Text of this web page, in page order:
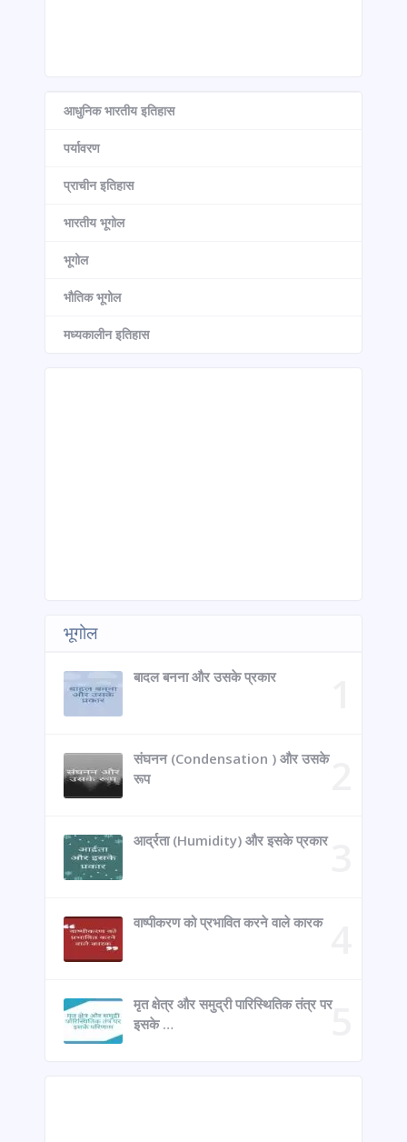
आधुनिक भारतीय इतिहास
पर्यावरण
प्राचीन इतिहास
भारतीय भूगोल
भूगोल
भौतिक भूगोल
मध्यकालीन इतिहास
भूगोल
बादल बनना और उसके प्रकार
संघनन (Condensation ) और उसके
रूप
आर्द्रता (Humidity) और इसके प्रकार
वाष्पीकरण को प्रभावित करने वाले कारक
मृत क्षेत्र और समुद्री पारिस्थितिक तंत्र पर
इसके …